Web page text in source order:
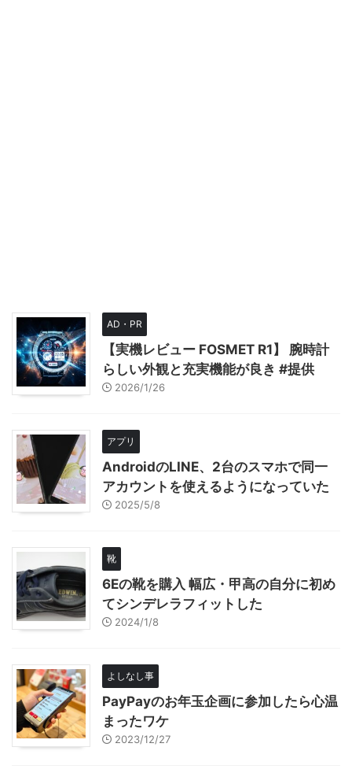
AD・PR
【実機レビュー FOSMET R1】 腕時計
らしい外観と充実機能が良き #提供
2026/1/26
アプリ
AndroidのLINE、2台のスマホで同一
アカウントを使えるようになっていた
2025/5/8
靴
6Eの靴を購入 幅広・甲高の自分に初め
てシンデレラフィットした
2024/1/8
よしなし事
PayPayのお年玉企画に参加したら心温
まったワケ
2023/12/27